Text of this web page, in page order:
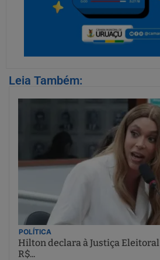
Leia Também:
POLÍTICA
Hilton declara à Justiça
R$...